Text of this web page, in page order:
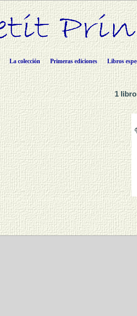
La colección Primeras ediciones Libros
1